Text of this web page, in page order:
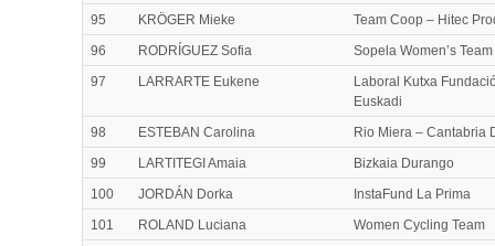
95
KRÖGER Mieke
Team Coop – Hitec
96
RODRÍGUEZ Sofia
Sopela Women’s Team
97
LARRARTE Eukene
Laboral Kutxa
Euskadi
98
ESTEBAN Carolina
Rio Miera – Cantabria
99
LARTITEGI Amaia
Bizkaia Durango
100
JORDÁN Dorka
InstaFund La Prima
101
ROLAND Luciana
Women Cycling Team